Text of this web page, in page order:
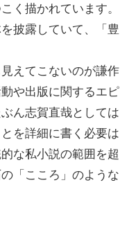
く描かれています。
披露していて、「豊
えてこないのが謙作
や出版に関するエピ
ん志賀直哉としては
を詳細に書く必要は
な私小説の範囲を超
「こころ」のような